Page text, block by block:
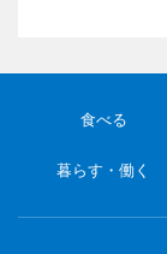
食べる
暮らす・働く